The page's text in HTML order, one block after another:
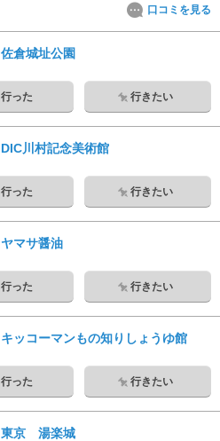
口コミを見る
佐倉城址公園
行った 行きたい
DIC川村記念美術館
行った 行きたい
ヤマサ醤油
行った 行きたい
キッコーマンもの知りしょうゆ館
行った 行きたい
東京 湯楽城